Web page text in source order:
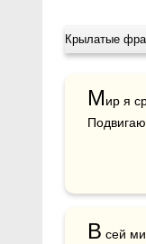
Крылатые
Мир я
В сей